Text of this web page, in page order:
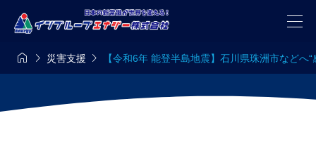
  災害支援  【令和6年 能登半島地震】石川県珠洲市などへ